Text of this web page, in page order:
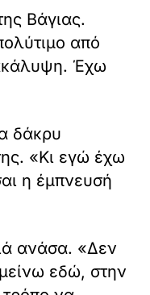
Βάγιας.
από
Έχω
δάκρυ
«Κι εγώ έχω
η έμπνευσή
ανάσα. «Δεν
εδώ, στην